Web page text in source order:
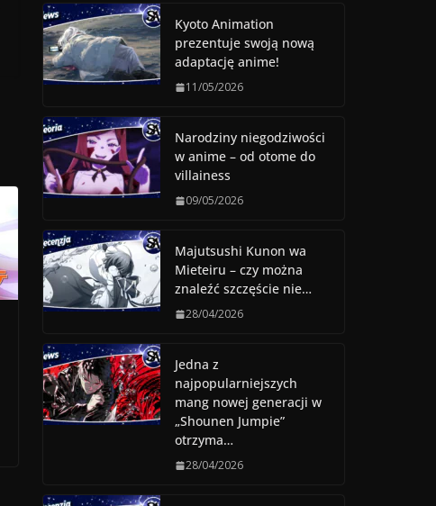
Kyoto Animation
prezentuje swoją nową
adaptację anime!
11/05/2026
Narodziny niegodziwości
w anime – od otome do
villainess
09/05/2026
Majutsushi Kunon wa
Mieteiru – czy można
znaleźć szczęście nie…
28/04/2026
Jedna z
najpopularniejszych
mang nowej generacji w
„Shounen Jumpie”
otrzyma…
28/04/2026